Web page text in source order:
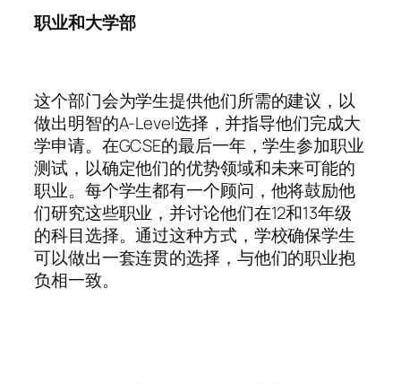
职业和大学部
这个部门会为学生提供他们所需的建议，以
做出明智的A-Level选择，并指导他们完成大
学申请。在GCSE的最后一年，学生参加职业
测试，以确定他们的优势领域和未来可能的
职业。每个学生都有一个顾问，他将鼓励他
们研究这些职业，并讨论他们在12和13年级
的科目选择。通过这种方式，学校确保学生
可以做出一套连贯的选择，与他们的职业抱
负相一致。